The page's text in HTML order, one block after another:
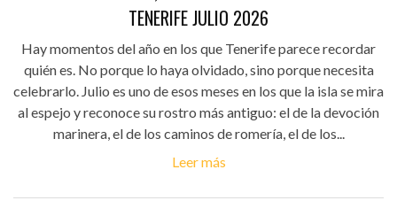
TENERIFE JULIO 2026
Hay momentos del año en los que Tenerife parece recordar
quién es. No porque lo haya olvidado, sino porque necesita
celebrarlo. Julio es uno de esos meses en los que la isla se mira
al espejo y reconoce su rostro más antiguo: el de la devoción
marinera, el de los caminos de romería, el de los...
Leer más